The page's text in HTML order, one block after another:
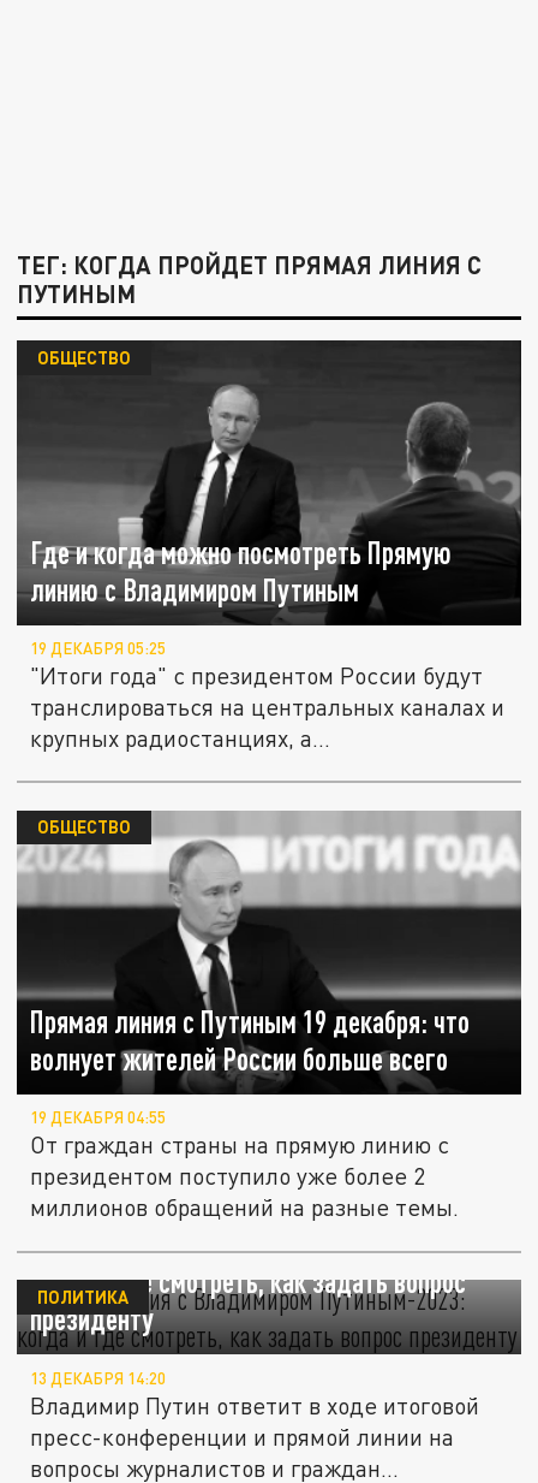
ТЕГ: КОГДА ПРОЙДЕТ ПРЯМАЯ ЛИНИЯ С
ПУТИНЫМ
Где и когда можно посмотреть Прямую
линию с Владимиром Путиным
ОБЩЕСТВО
19 ДЕКАБРЯ 05:25
"Итоги года" с президентом России будут
транслироваться на центральных каналах и
крупных радиостанциях, а...
Прямая линия с Путиным 19 декабря: что
волнует жителей России больше всего
ОБЩЕСТВО
19 ДЕКАБРЯ 04:55
От граждан страны на прямую линию с
президентом поступило уже более 2
миллионов обращений на разные темы.
Прямая линия с Владимиром Путиным-2023:
когда и где смотреть, как задать вопрос
президенту
ПОЛИТИКА
13 ДЕКАБРЯ 14:20
Владимир Путин ответит в ходе итоговой
пресс-конференции и прямой линии на
вопросы журналистов и граждан...